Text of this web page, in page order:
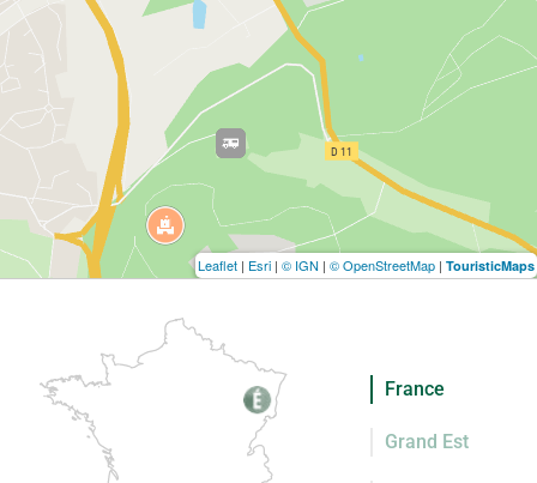
Leaflet | Esri | © IGN | © OpenStreetMap | TouristicMaps
France
Grand Est